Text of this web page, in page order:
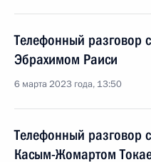
Телефонный разговор
Эбрахимом Раиси
6 марта 2023 года, 13:50
Телефонный разговор
Касым-Жомартом